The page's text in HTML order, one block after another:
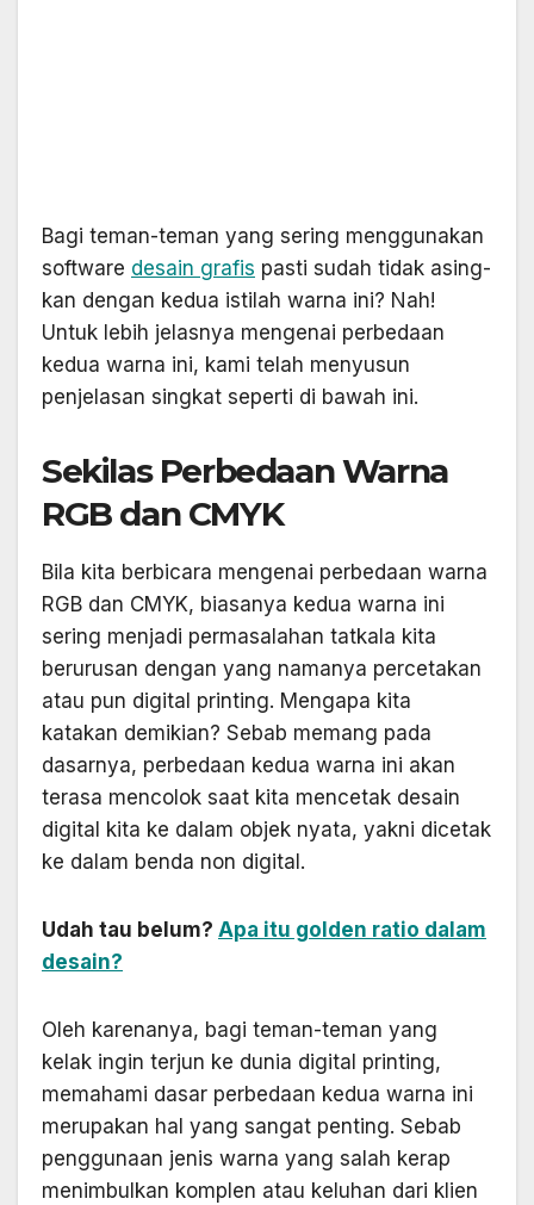
Bagi teman-teman yang sering menggunakan
software desain grafis pasti sudah tidak asing-
kan dengan kedua istilah warna ini? Nah!
Untuk lebih jelasnya mengenai perbedaan
kedua warna ini, kami telah menyusun
penjelasan singkat seperti di bawah ini.
Sekilas Perbedaan Warna
RGB dan CMYK
Bila kita berbicara mengenai perbedaan warna
RGB dan CMYK, biasanya kedua warna ini
sering menjadi permasalahan tatkala kita
berurusan dengan yang namanya percetakan
atau pun digital printing. Mengapa kita
katakan demikian? Sebab memang pada
dasarnya, perbedaan kedua warna ini akan
terasa mencolok saat kita mencetak desain
digital kita ke dalam objek nyata, yakni dicetak
ke dalam benda non digital.
Udah tau belum? Apa itu golden ratio dalam
desain?
Oleh karenanya, bagi teman-teman yang
kelak ingin terjun ke dunia digital printing,
memahami dasar perbedaan kedua warna ini
merupakan hal yang sangat penting. Sebab
penggunaan jenis warna yang salah kerap
menimbulkan komplen atau keluhan dari klien